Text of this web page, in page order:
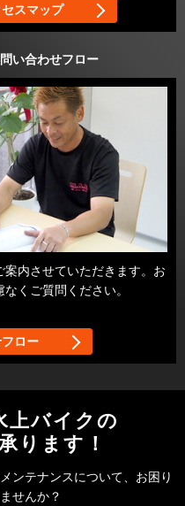
スマップ
い合わせフロー
内させていただきます。お
くご質問ください。
ロー
上バイクの
ります！
ンテナンスについて、お困り
せんか？